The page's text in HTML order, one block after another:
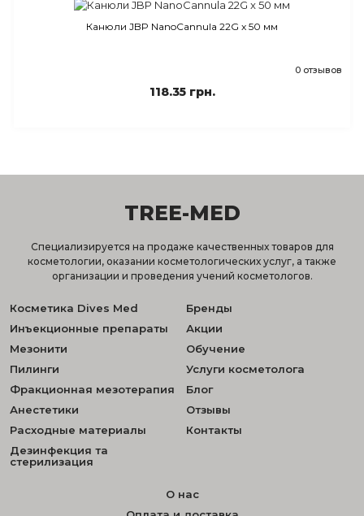
Канюли JBP NanoCannula 22G x 50 мм
0 отзывов
118.35 грн.
TREE-MED
Специализируется на продаже качественных товаров для
косметологии, оказании косметологических услуг, а также
организации и проведения учений косметологов.
Косметика Dives Med
Инъекционные препараты
Мезонити
Пилинги
Фракционная мезотерапия
Анестетики
Расходные материалы
Дезинфекция та
стерилизация
Бренды
Акции
Обучение
Услуги косметолога
Блог
Отзывы
Контакты
О нас